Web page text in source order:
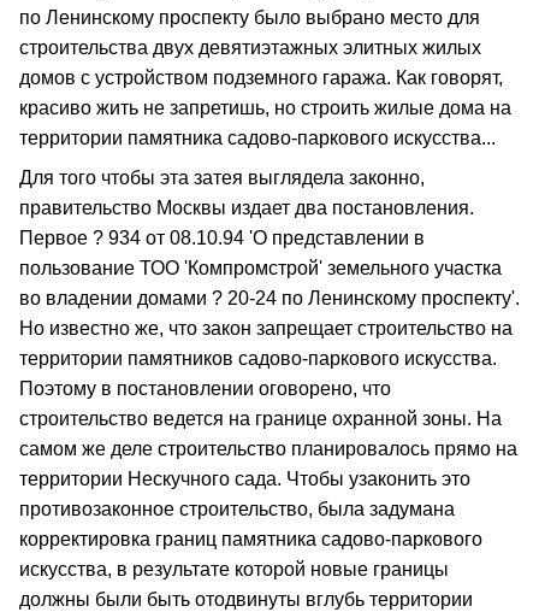
по Ленинскому проспекту было выбрано место для
строительства двух девятиэтажных элитных жилых
домов с устройством подземного гаража. Как говорят,
красиво жить не запретишь, но строить жилые дома на
территории памятника садово-паркового искусства...
Для того чтобы эта затея выглядела законно,
правительство Москвы издает два постановления.
Первое ? 934 от 08.10.94 'О представлении в
пользование ТОО 'Компромстрой' земельного участка
во владении домами ? 20-24 по Ленинскому проспекту'.
Но известно же, что закон запрещает строительство на
территории памятников садово-паркового искусства.
Поэтому в постановлении оговорено, что
строительство ведется на границе охранной зоны. На
самом же деле строительство планировалось прямо на
территории Нескучного сада. Чтобы узаконить это
противозаконное строительство, была задумана
корректировка границ памятника садово-паркового
искусства, в результате которой новые границы
должны были быть отодвинуты вглубь территории